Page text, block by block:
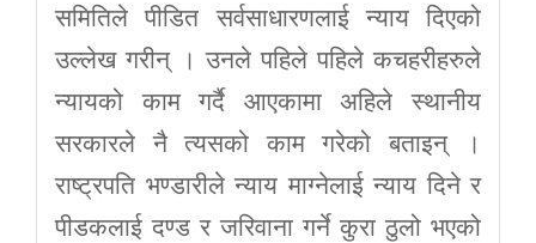
समितिले पीडित सर्वसाधारणलाई न्याय दिएको
उल्लेख गरीन् । उनले पहिले पहिले कचहरीहरुले
न्यायको काम गर्दै आएकामा अहिले स्थानीय
सरकारले नै त्यसको काम गरेको बताइन् ।
राष्ट्रपति भण्डारीले न्याय माग्नेलाई न्याय दिने र
पीडकलाई दण्ड र जरिवाना गर्ने कुरा ठुलो भएको